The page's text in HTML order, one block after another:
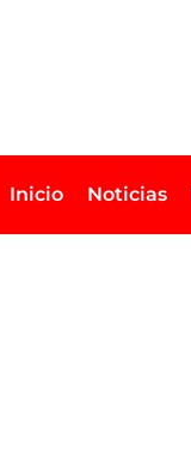
Inicio Noticias